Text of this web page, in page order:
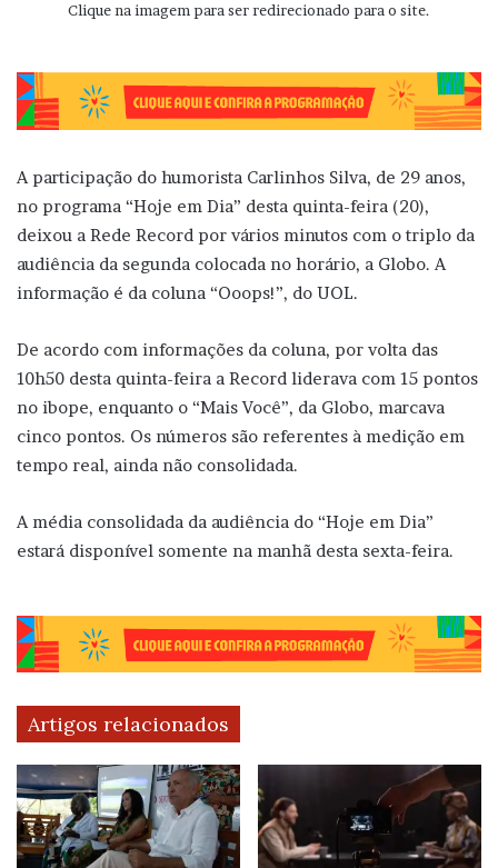
Clique na imagem para ser redirecionado para o site.
A participação do humorista Carlinhos Silva, de 29 anos,
no programa “Hoje em Dia” desta quinta-feira (20),
deixou a Rede Record por vários minutos com o triplo da
audiência da segunda colocada no horário, a Globo. A
informação é da coluna “Ooops!”, do UOL.
De acordo com informações da coluna, por volta das
10h50 desta quinta-feira a Record liderava com 15 pontos
no ibope, enquanto o “Mais Você”, da Globo, marcava
cinco pontos. Os números são referentes à medição em
tempo real, ainda não consolidada.
A média consolidada da audiência do “Hoje em Dia”
estará disponível somente na manhã desta sexta-feira.
Artigos relacionados